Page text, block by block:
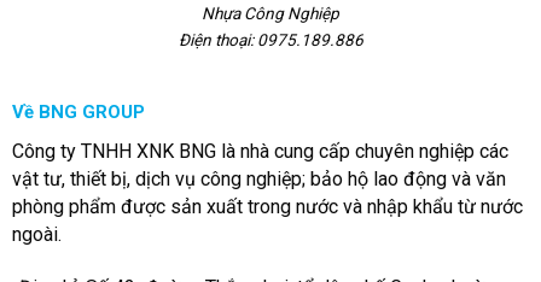
Nhựa Công Nghiệp
Điện thoại: 0975.189.886
Về BNG GROUP
Công ty TNHH XNK BNG là nhà cung cấp chuyên nghiệp các
vật tư, thiết bị, dịch vụ công nghiệp; bảo hộ lao động và văn
phòng phẩm được sản xuất trong nước và nhập khẩu từ nước
ngoài.